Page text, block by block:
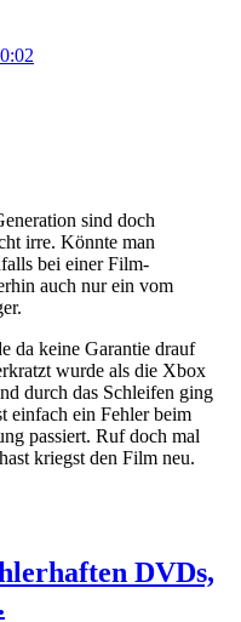
sind doch
irre. Könnte man
bei einer Film-
auch nur ein vom
da keine Garantie drauf
wurde als die Xbox
durch das Schleifen ging
einfach ein Fehler beim
passiert. Ruf doch mal
kriegst den Film neu.
DVDs,